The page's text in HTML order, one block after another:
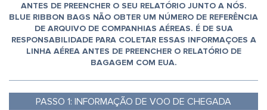
ANTES DE PREENCHER O SEU RELATÓRIO JUNTO A NÓS.
BLUE RIBBON BAGS NÃO OBTER UM NÚMERO DE REFERÊNCIA
DE ARQUIVO DE COMPANHIAS AÉREAS. É DE SUA
RESPONSABILIDADE PARA COLETAR ESSAS INFORMAÇOES A
LINHA AÉREA ANTES DE PREENCHER O RELATÓRIO DE
BAGAGEM COM EUA.
PASSO 1: INFORMAÇÃO DE VOO DE CHEGADA